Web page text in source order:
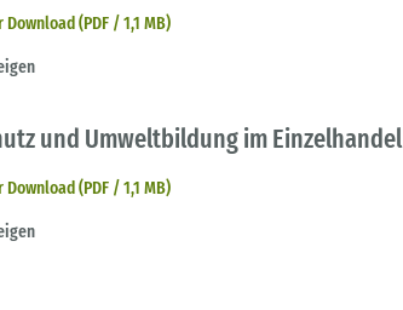
(PDF / 1,1 MB)
und Umweltbildung im Einzelhandel
(PDF / 1,1 MB)